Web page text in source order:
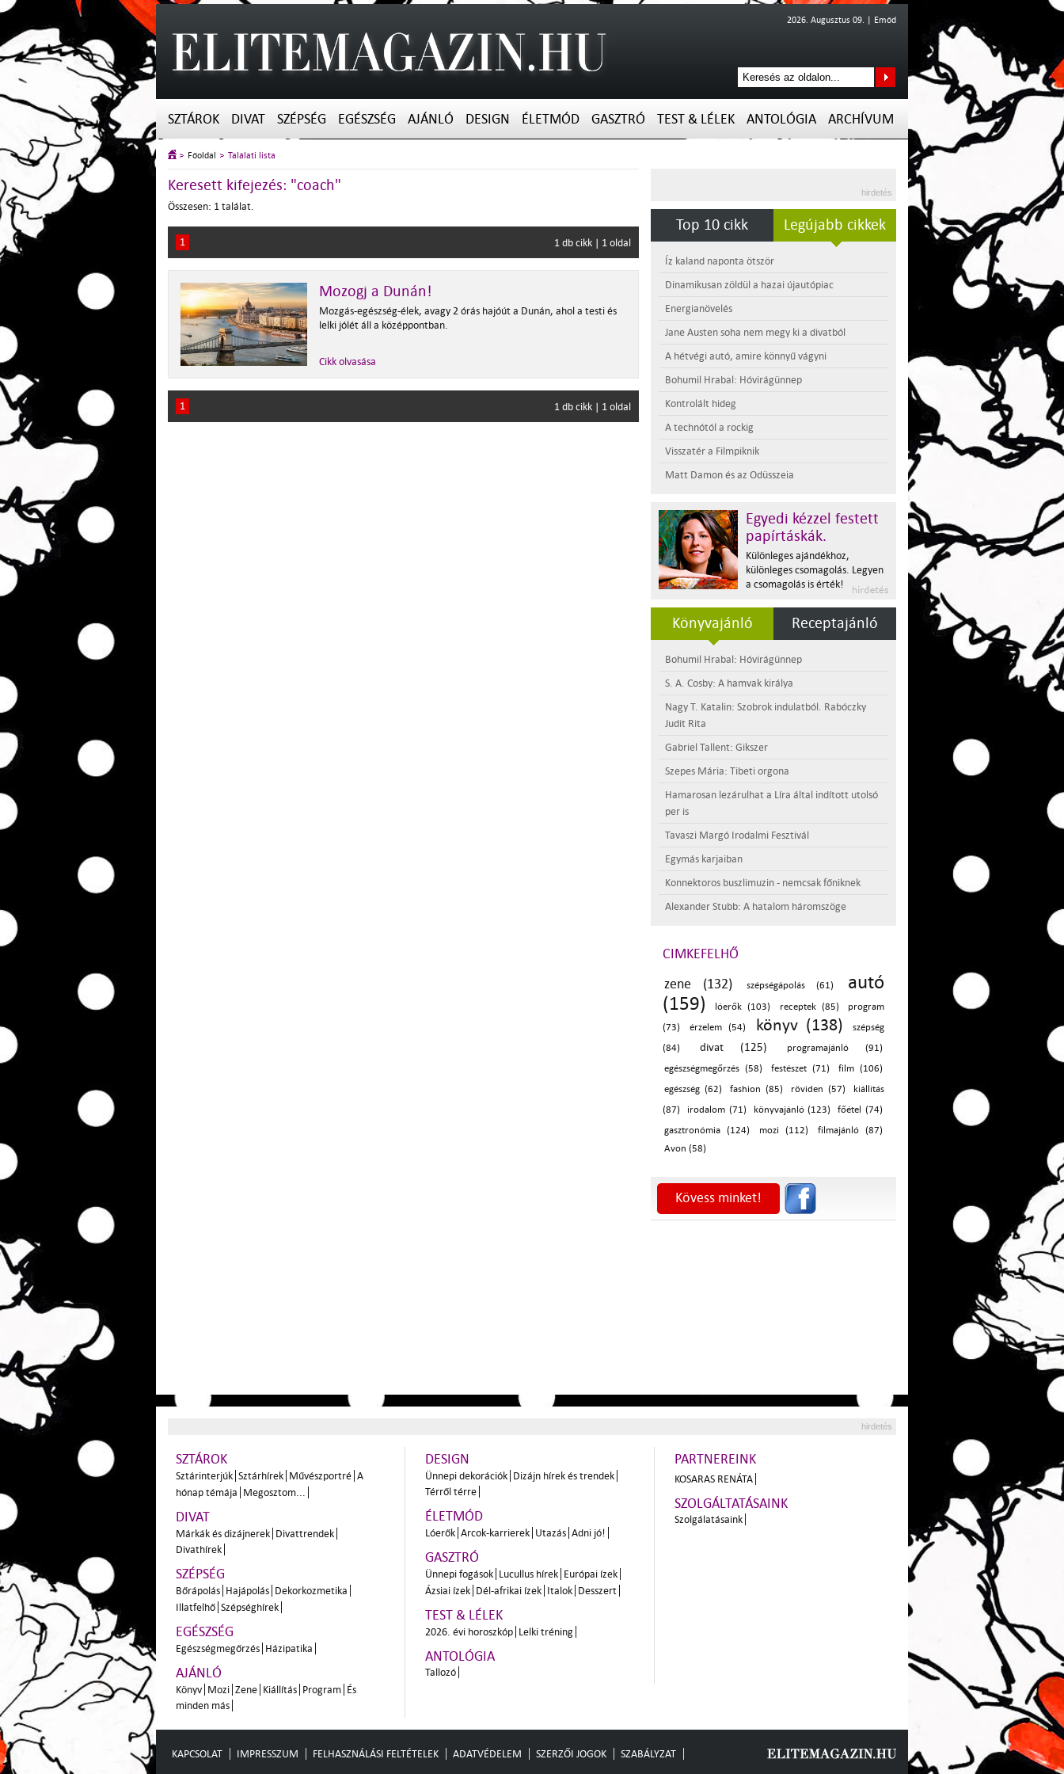
2026. Augusztus 09. | Emőd
SZTÁROK DIVAT SZÉPSÉG EGÉSZSÉG AJÁNLÓ DESIGN ÉLETMÓD GASZTRÓ TEST & LÉLEK ANTOLÓGIA ARCHÍVUM
Főoldal Találati lista
Keresett kifejezés: "coach"
Összesen: 1 találat.
1 1 db cikk | 1 oldal
Mozogj a Dunán!
Mozgás-egészség-élek, avagy 2 órás hajóút a Dunán, ahol a testi és
lelki jólét áll a középpontban.
Cikk olvasása
1 1 db cikk | 1 oldal
hirdetés
Top 10 cikk Legújabb cikkek
Íz kaland naponta ötször
Dinamikusan zöldül a hazai újautópiac
Energianövelés
Jane Austen soha nem megy ki a divatból
A hétvégi autó, amire könnyű vágyni
Bohumil Hrabal: Hóvirágünnep
Kontrolált hideg
A technótól a rockig
Visszatér a Filmpiknik
Matt Damon és az Odüsszeia
Egyedi kézzel festett
papírtáskák.
Különleges ajándékhoz,
különleges csomagolás. Legyen
a csomagolás is érték!
Könyvajánló Receptajánló
Bohumil Hrabal: Hóvirágünnep
S. A. Cosby: A hamvak királya
Nagy T. Katalin: Szobrok indulatból. Rabóczky
Judit Rita
Gabriel Tallent: Gikszer
Szepes Mária: Tibeti orgona
Hamarosan lezárulhat a Líra által indított utolsó
per is
Tavaszi Margó Irodalmi Fesztivál
Egymás karjaiban
Konnektoros buszlimuzin - nemcsak főniknek
Alexander Stubb: A hatalom háromszöge
CIMKEFELHŐ
zene (132)
szépségápolás (61)
autó
(159)
lóerők (103) receptek (85)
program
(73)
érzelem (54) könyv (138)
szépség
(84)
divat (125)
programajánló (91)
egészségmegőrzés (58)
festészet (71)
film (106)
egészség (62)
fashion (85) röviden (57)
kiállítás
(87)
irodalom (71) könyvajánló (123)
főétel (74)
gasztronómia (124)
mozi (112)
filmajánló (87)
Avon (58)
Kövess minket!
hirdetés
SZTÁROK
Sztárinterjúk Sztárhírek Művészportré A
hónap témája Megosztom...
DIVAT
Márkák és dizájnerek Divattrendek
Divathírek
SZÉPSÉG
Bőrápolás Hajápolás Dekorkozmetika
Illatfelhő Szépséghírek
EGÉSZSÉG
Egészségmegőrzés Házipatika
AJÁNLÓ
Könyv Mozi Zene Kiállítás Program És
minden más
DESIGN
Ünnepi dekorációk Dizájn hírek és trendek
Térről térre
ÉLETMÓD
Lóerők Arcok-karrierek Utazás Adni jó!
GASZTRÓ
Ünnepi fogások Lucullus hírek Európai ízek
Ázsiai ízek Dél-afrikai ízek Italok Desszert
TEST & LÉLEK
2026. évi horoszkóp Lelki tréning
ANTOLÓGIA
Tallozó
PARTNEREINK
KOSARAS RENÁTA
SZOLGÁLTATÁSAINK
Szolgálatásaink
KAPCSOLAT IMPRESSZUM FELHASZNÁLÁSI FELTÉTELEK ADATVÉDELEM SZERZŐI JOGOK SZABÁLYZAT